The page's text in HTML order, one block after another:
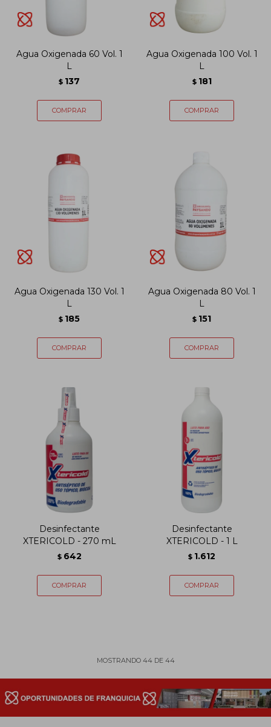
Agua Oxigenada 60 Vol. 1
L
$ 137
Agua Oxigenada 100 Vol. 1
L
$ 181
Agua Oxigenada 130 Vol. 1
L
$ 185
Agua Oxigenada 80 Vol. 1
L
$ 151
Desinfectante
XTERICOLD - 270 mL
$ 642
Desinfectante
XTERICOLD - 1 L
$ 1.612
MOSTRANDO 44DE 44